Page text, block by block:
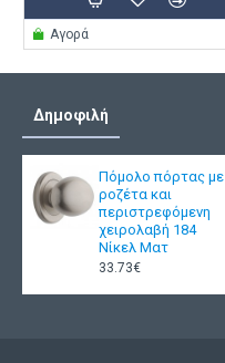
Αγορά
Δημοφιλή
Πόμολο πόρτας με
ροζέτα και
περιστρεφόμενη
χειρολαβή 184
Νίκελ Ματ
33.73€